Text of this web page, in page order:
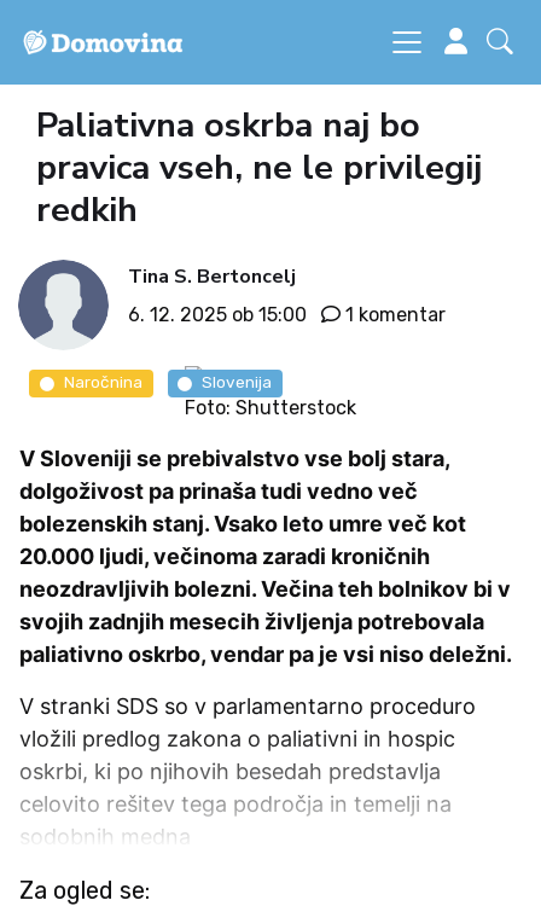
Paliativna oskrba naj bo
pravica vseh, ne le privilegij
redkih
Tina S. Bertoncelj
6. 12. 2025 ob 15:00 1 komentar
Foto: Shutterstock
Naročnina Slovenija
V Sloveniji se prebivalstvo vse bolj stara,
dolgoživost pa prinaša tudi vedno več
bolezenskih stanj. Vsako leto umre več kot
20.000 ljudi, večinoma zaradi kroničnih
neozdravljivih bolezni. Večina teh bolnikov bi v
svojih zadnjih mesecih življenja potrebovala
paliativno oskrbo, vendar pa je vsi niso deležni.
V stranki SDS so v parlamentarno proceduro
vložili predlog zakona o paliativni in hospic
oskrbi, ki po njihovih besedah predstavlja
celovito rešitev tega področja in temelji na
sodobnih medna
Za ogled se: